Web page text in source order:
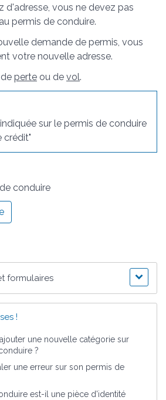
d'adresse, vous ne devez pas
permis de conduire.
demande de permis, vous
votre nouvelle adresse.
perte ou de vol.
sur le permis de conduire
crédit"
conduire
formulaires
!
une nouvelle catégorie sur
?
une erreur sur son permis de
est-il une pièce d'identité